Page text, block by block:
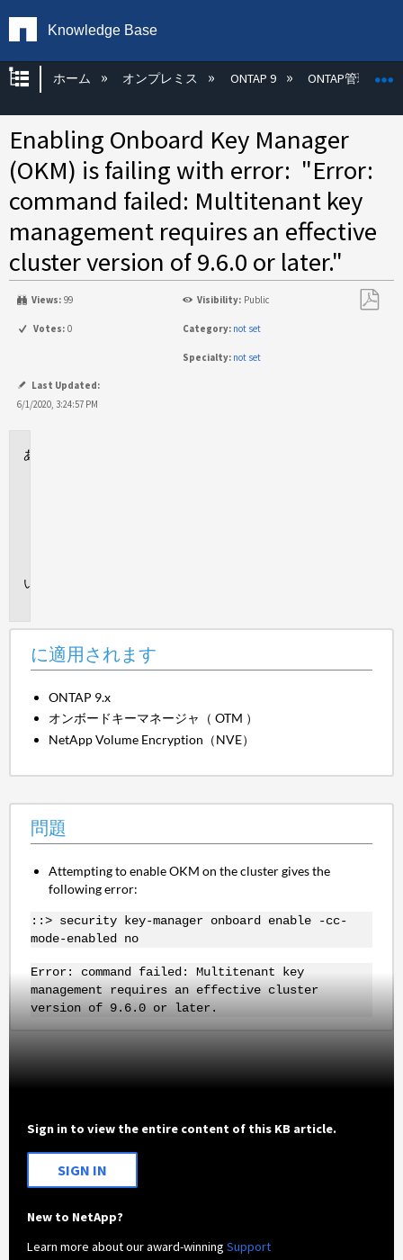
Knowledge Base
グローバル階層を展開/折りたたむ
ホーム オンプレミス ONTAP 9 ONTAP管理
Enabling Onboard Key Manager
(OKM) is failing with error: "Error:
command failed: Multitenant key
management requires an effective
cluster version of 9.6.0 or later."
Views: 99 Visibility: Public
Votes: 0 Category: not set
Specialty: not set
Last Updated:
6/1/2020, 3:24:57 PM
に適用されます
ONTAP 9.x
オンボードキーマネージャ（ OTM ）
NetApp Volume Encryption（NVE）
問題
Attempting to enable OKM on the cluster gives the
following error:
::> security key-manager onboard enable -cc-
mode-enabled no
Error: command failed: Multitenant key
management requires an effective cluster
version of 9.6.0 or later.
Sign in to view the entire content of this KB article.
SIGN IN
New to NetApp?
Learn more about our award-winningSupport